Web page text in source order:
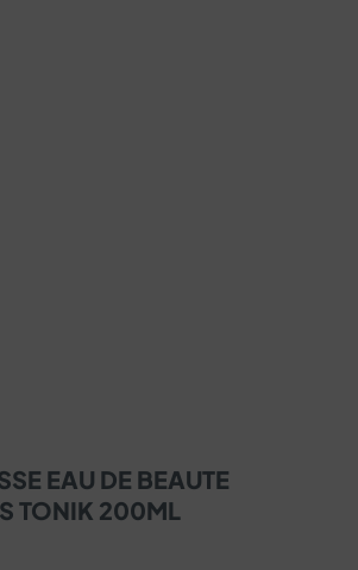
EAU DE BEAUTE
TONIK 200ML